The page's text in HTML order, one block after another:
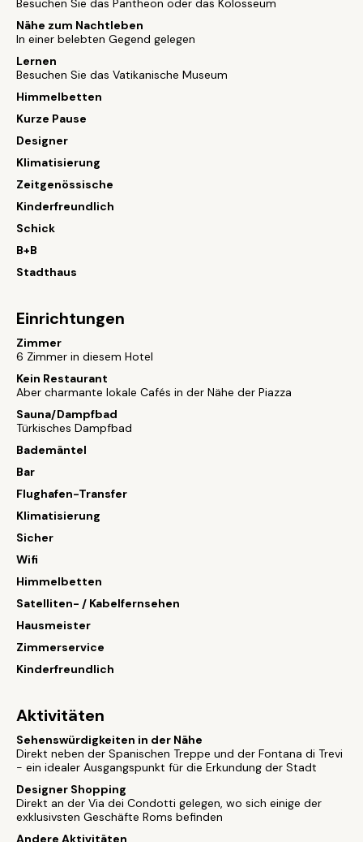
Besuchen Sie das Pantheon oder das Kolosseum
Nähe zum Nachtleben
In einer belebten Gegend gelegen
Lernen
Besuchen Sie das Vatikanische Museum
Himmelbetten
Kurze Pause
Designer
Klimatisierung
Zeitgenössische
Kinderfreundlich
Schick
B+B
Stadthaus
Einrichtungen
Zimmer
6 Zimmer in diesem Hotel
Kein Restaurant
Aber charmante lokale Cafés in der Nähe der Piazza
Sauna/Dampfbad
Türkisches Dampfbad
Bademäntel
Bar
Flughafen-Transfer
Klimatisierung
Sicher
Wifi
Himmelbetten
Satelliten- / Kabelfernsehen
Hausmeister
Zimmerservice
Kinderfreundlich
Aktivitäten
Sehenswürdigkeiten in der Nähe
Direkt neben der Spanischen Treppe und der Fontana di Trevi
- ein idealer Ausgangspunkt für die Erkundung der Stadt
Designer Shopping
Direkt an der Via dei Condotti gelegen, wo sich einige der
exklusivsten Geschäfte Roms befinden
Andere Aktivitäten